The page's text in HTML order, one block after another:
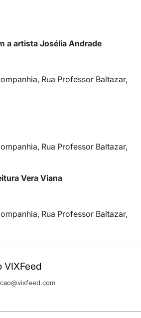
a artista Josélia Andrade
Rua Professor Baltazar,
Rua Professor Baltazar,
Vera Viana
Rua Professor Baltazar,
VIXFeed